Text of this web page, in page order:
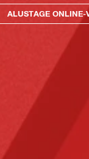
ALUSTAGE ONLINE-